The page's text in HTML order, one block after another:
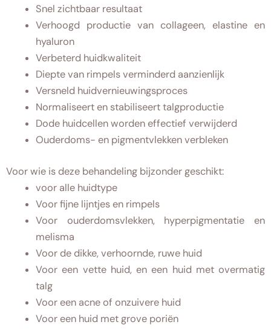
Snel zichtbaar resultaat
Verhoogd productie van collageen, elastine en
hyaluron
Verbeterd huidkwaliteit
Diepte van rimpels verminderd aanzienlijk
Versneld huidvernieuwingsproces
Normaliseert en stabiliseert talgproductie
Dode huidcellen worden effectief verwijderd
Ouderdoms- en pigmentvlekken verbleken
Voor wie is deze behandeling bijzonder geschikt:
voor alle huidtype
Voor fijne lijntjes en rimpels
Voor ouderdomsvlekken, hyperpigmentatie en
melisma
Voor de dikke, verhoornde, ruwe huid
Voor een vette huid, en een huid met overmatig
talg
Voor een acne of onzuivere huid
Voor een huid met grove poriën